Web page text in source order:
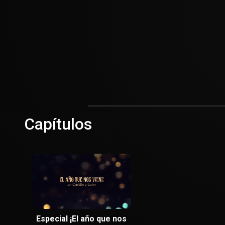
Capítulos
Especial ¡El año que nos